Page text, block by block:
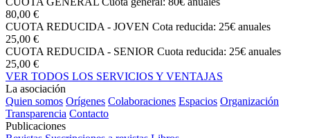
80,00 €
CUOTA REDUCIDA - JOVEN Cota reducida: 25€ anuales
25,00 €
CUOTA REDUCIDA - SENIOR Cuota reducida: 25€ anuales
25,00 €
VER TODOS LOS SERVICIOS Y VENTAJAS
La asociación
Quien somos Orígenes Colaboraciones Espacios Organización
Transparencia Contacto
Publicaciones